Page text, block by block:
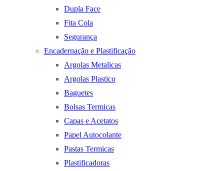
Dupla Face
Fita Cola
Segurança
Encadernação e Plastificação
Argolas Metalicas
Argolas Plastico
Baguetes
Bolsas Termicas
Capas e Acetatos
Papel Autocolante
Pastas Termicas
Plastificadoras